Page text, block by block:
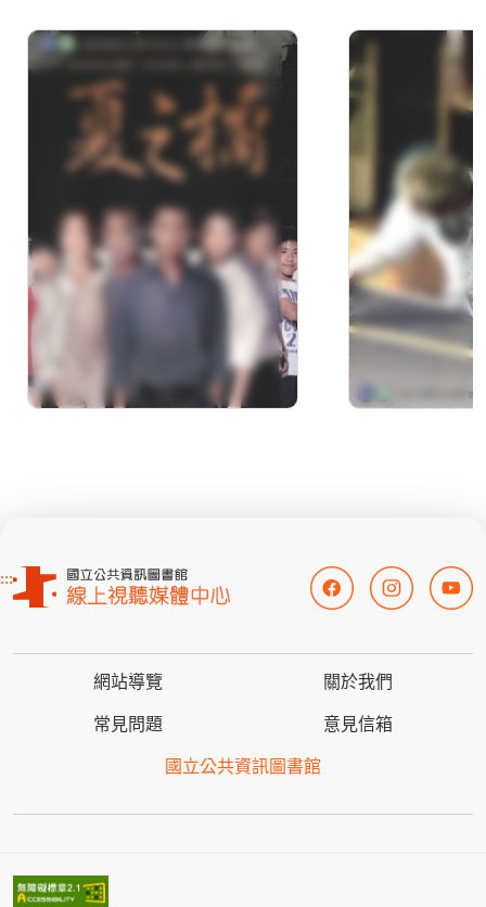
夏之橘
:::
網站導覽 關於我們
常見問題 意見信箱
國立公共資訊圖書館